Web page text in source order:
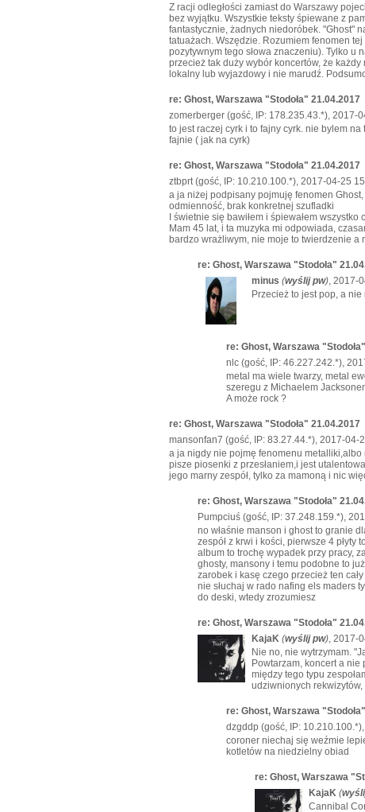
Z racji odległości zamiast do Warszawy
bez wyjątku. Wszystkie teksty śpiewane z
fantastycznie, żadnych niedoróbek. "Ghost"
tatuażach. Wszędzie. Rozumiem fenomen
pozytywnym tego słowa znaczeniu). Tylko u
przecież tak duży wybór koncertów, że
lokalny lub wyjazdowy i nie marudź.
re: Ghost, Warszawa "Stodoła" 21.04.2017
zomerberger (gość, IP: 178.235.43.*), 2017-
to jest raczej cyrk i to fajny cyrk. nie bylem
fajnie ( jak na cyrk)
re: Ghost, Warszawa "Stodoła" 21.04.2017
ztbprt (gość, IP: 10.210.100.*), 2017-04-25
a ja niżej podpisany pojmuję fenomen
odmienność, brak konkretnej szufladki
I świetnie się bawiłem i śpiewałem wszystko
Mam 45 lat, i ta muzyka mi odpowiada,
bardzo wrażliwym, nie moje to twierdzenie
re: Ghost, Warszawa "Stodoła"
minus (wyślij pw), 2017-
Przecież to jest pop, a nie
re: Ghost, Warszawa
nlc (gość, IP: 46.227.242.*),
metal ma wiele twarzy, metal
szeregu z Michaelem
A może rock ?
re: Ghost, Warszawa "Stodoła" 21.04.2017
mansonfan7 (gość, IP: 83.27.44.*), 2017-04-
a ja nigdy nie pojmę fenomenu
pisze piosenki z przesłaniem,i jest
jego marny zespół, tylko za mamoną i nic
re: Ghost, Warszawa "Stodoła"
Pumpciuś (gość, IP: 37.248.159.*),
no właśnie manson i ghost to granie
zespół z krwi i kości, pierwsze 4
album to trochę wypadek przy pracy,
ghosty, mansony i temu podobne to
zarobek i kasę czego przecież ten
nie słuchaj w rado nafing els maders
do deski, wtedy zrozumiesz
re: Ghost, Warszawa "Stodoła"
KajaK (wyślij pw), 2017-
Nie no, nie wytrzymam.
Powtarzam, koncert a
między tego typu
udziwnionych
re: Ghost, Warszawa
dzgddp (gość, IP:
coroner niechaj się weźmie
kotletów na niedzielny obiad
re: Ghost, Warszawa
KajaK (
Cannibal